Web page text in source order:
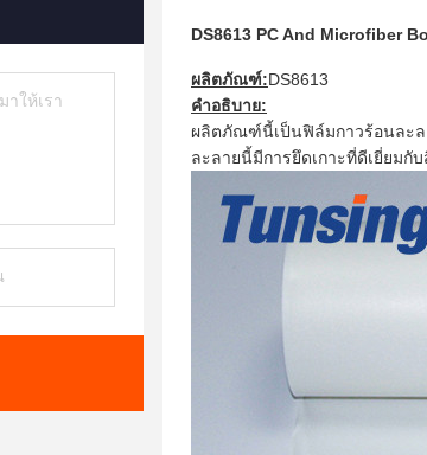
DS8613 PC And Microfiber
ผลิตภัณฑ์:DS8613
คำอธิบาย:
ผลิตภัณฑ์นี้เป็นฟิล์มกาวร้อนละล
ละลายนี้มีการยึดเกาะที่ดีเยี่ยมกั